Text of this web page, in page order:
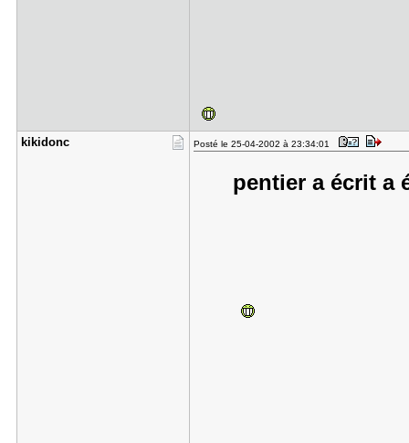
kikidonc Posté le 25-04-2002 à 23:34:01
pentier a écrit a